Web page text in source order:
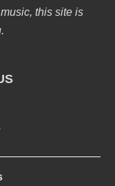
this site is